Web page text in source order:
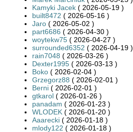
Kamyki Jacek ( 2026-05-19 )
built8472 ( 2026-05-16 )
Jaro ( 2026-05-02 )
part6686 ( 2026-04-30 )
woytekw75 ( 2026-04-27 )
surrounded6352 ( 2026-04-19 )
rain7048 ( 2026-03-26 )
Dexter1995 ( 2026-03-13 )
Boko ( 2026-02-04 )
Grzegorz88 ( 2026-02-01 )
Berni ( 2026-02-01 )
gtkarol ( 2026-01-26 )
panadam ( 2026-01-23 )
WLODEK ( 2026-01-20 )
Aaarecki ( 2026-01-18 )
mlody122 ( 2026-01-18 )